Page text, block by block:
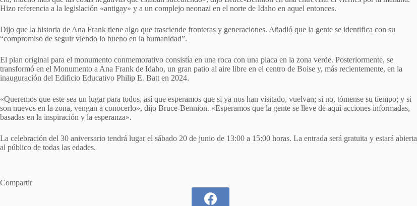
Hizo referencia a la legislación «antigay» y a un complejo neonazi en el norte de Idaho en aquel entonces.
Dijo que la historia de Ana Frank tiene algo que trasciende fronteras y generaciones. Añadió que la gente se identifica con su
“compromiso de seguir viendo lo bueno en la humanidad”.
El plan original para el monumento conmemorativo consistía en una roca con una placa en la zona verde. Posteriormente, se
transformó en el Monumento a Ana Frank de Idaho, un gran patio al aire libre en el centro de Boise y, más recientemente, en la
inauguración del Edificio Educativo Philip E. Batt en 2024.
«Queremos que este sea un lugar para todos, así que esperamos que si ya nos han visitado, vuelvan; si no, tómense su tiempo; y si
son nuevos en la zona, vengan a conocerlo», dijo Bruce-Bennion. «Esperamos que la gente se lleve de aquí acciones informadas,
basadas en la inspiración y la esperanza».
La celebración del 30 aniversario tendrá lugar el sábado 20 de junio de 13:00 a 15:00 horas. La entrada será gratuita y estará abierta
al público de todas las edades.
Compartir